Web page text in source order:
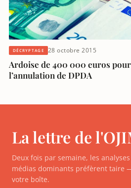
DÉCRYPTAGE 28 octobre 2015
Ardoise de 400 000 euros
l’annulation de DPDA
La lettre de
Deux fois par semaine, les
médias dominants préfèrent taire
votre boîte.